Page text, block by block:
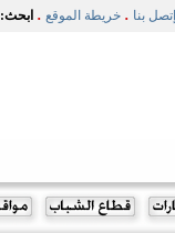
إتصل بنا . خريطة الموقع . ابحث: